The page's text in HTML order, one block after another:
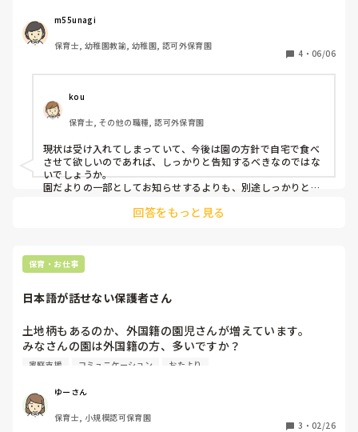
いため、園だより等でお知らせを考えています。
どんな内容だと伝わりやすいでしょうか？
m55unagi
保育士, 幼稚園教諭, 幼稚園, 認可外保育園
4 ・ 06/06
kou
保育士, その他の職種, 認可外保育園
現状は受け入れてしまっていて、今後は園の方針で自宅で食べ
させて欲しいのであれば、しっかりと告知するべきなのではな
いでしょうか。
園だよりの一部としてお知らせするよりも、別途しっかりと告
応が曖昧になると思いますし、現場はより困惑と忙殺されしま
そもそも朝ごはんもというのは有り得ないと思います。夜ご飯
提供のうえということは、子どもは家族で食卓を一切囲めない
ということですよね。
回答をもっと見る
保育・お仕事
日本語が話せない保護者さん
土地柄もあるのか、外国籍の園児さんが増えています。
みなさんの園は外国籍の方、多いですか？
・翻訳アプリ使っている
・絵や写真を見せて説明する…など
日本語が話せない保護者さんとどのようにコミュニケーショ
家庭支援 コミュニケーション おたより
ゆーさん
保育士, 小規模認可保育園
3 ・ 02/26